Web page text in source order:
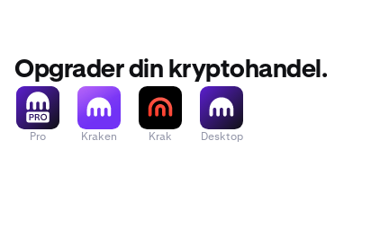
Opgrader din kryptohandel.
Pro Kraken Krak Desktop